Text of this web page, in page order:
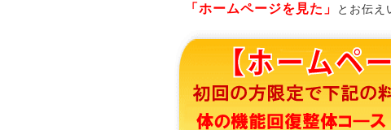
「ホームページを見た」 とお伝え